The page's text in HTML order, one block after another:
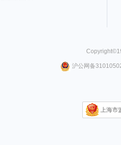
Copyright©
沪公网备
上海市